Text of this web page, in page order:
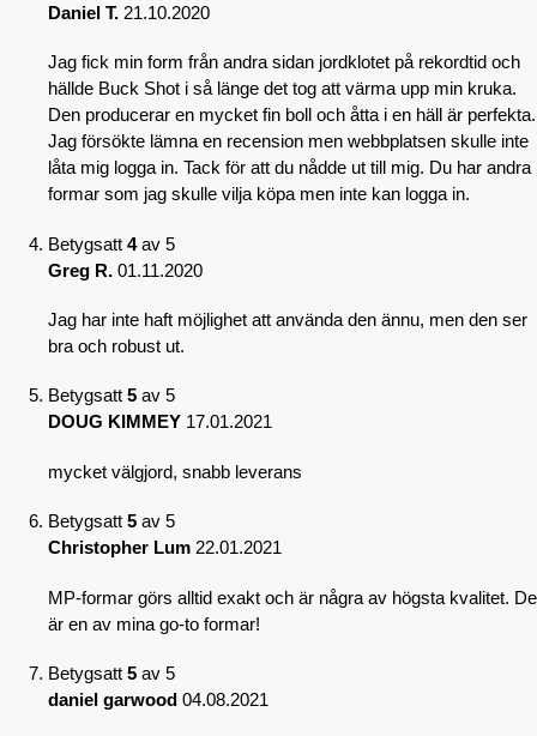
Daniel T. 21.10.2020
Jag fick min form från andra sidan jordklotet på rekordtid och
hällde Buck Shot i så länge det tog att värma upp min kruka.
Den producerar en mycket fin boll och åtta i en häll är perfekta.
Jag försökte lämna en recension men webbplatsen skulle inte
låta mig logga in. Tack för att du nådde ut till mig. Du har andra
formar som jag skulle vilja köpa men inte kan logga in.
Betygsatt 4av 5
Greg R. 01.11.2020
Jag har inte haft möjlighet att använda den ännu, men den ser
bra och robust ut.
Betygsatt 5 av 5
DOUG KIMMEY 17.01.2021
mycket välgjord, snabb leverans
Betygsatt 5 av 5
Christopher Lum 22.01.2021
MP-formar görs alltid exakt och är några av högsta kvalitet. De
är en av mina go-to formar!
Betygsatt 5 av 5
daniel garwood 04.08.2021